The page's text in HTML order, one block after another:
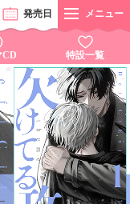
発売日 メニュー
CD 特設一覧